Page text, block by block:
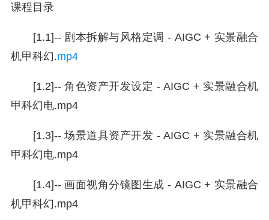
课程目录
[1.1]-- 剧本拆解与风格定调 - AIGC + 实景融合
机甲科幻.mp4
[1.2]-- 角色资产开发设定 - AIGC + 实景融合机
甲科幻电.mp4
[1.3]-- 场景道具资产开发 - AIGC + 实景融合机
甲科幻电.mp4
[1.4]-- 画面视角分镜图生成 - AIGC + 实景融合
机甲科幻.mp4